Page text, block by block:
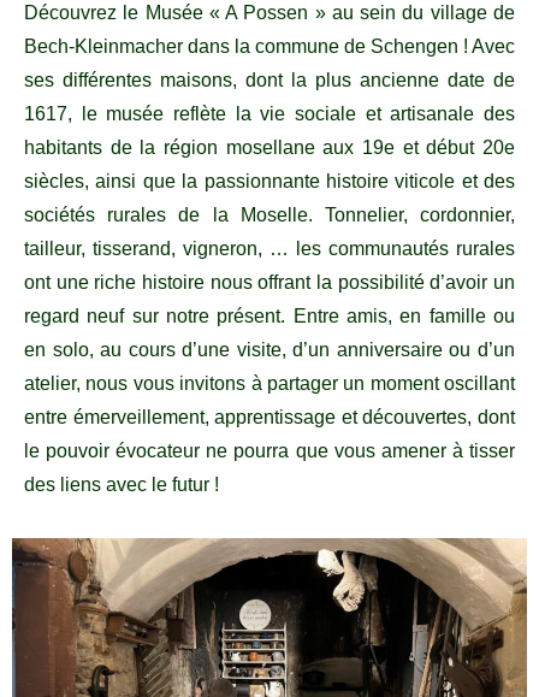
Découvrez le Musée « A Possen » au sein du village de
Bech-Kleinmacher dans la commune de Schengen ! Avec
ses différentes maisons, dont la plus ancienne date de
1617, le musée reflète la vie sociale et artisanale des
habitants de la région mosellane aux 19e et début 20e
siècles, ainsi que la passionnante histoire viticole et des
sociétés rurales de la Moselle. Tonnelier, cordonnier,
tailleur, tisserand, vigneron, … les communautés rurales
ont une riche histoire nous offrant la possibilité d’avoir un
regard neuf sur notre présent. Entre amis, en famille ou
en solo, au cours d’une visite, d’un anniversaire ou d’un
atelier, nous vous invitons à partager un moment oscillant
entre émerveillement, apprentissage et découvertes, dont
le pouvoir évocateur ne pourra que vous amener à tisser
des liens avec le futur !